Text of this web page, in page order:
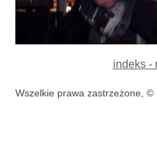
indeks -
Wszelkie prawa zastrzeżone,